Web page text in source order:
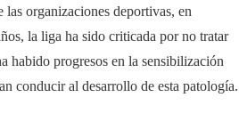
organizaciones deportivas, en
la liga ha sido criticada por no tratar
habido progresos en la sensibilización
conducir al desarrollo de esta patología.